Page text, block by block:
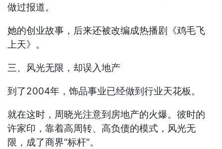
做过报道。
她的创业故事，后来还被改编成热播剧《鸡毛飞
上天》。
三、风光无限，却误入地产
到了2004年，饰品事业已经做到行业天花板。
就在这时，周晓光注意到房地产的火爆。彼时的
许家印，靠着高周转、高负债的模式，风光无
限，成了商界“标杆”。